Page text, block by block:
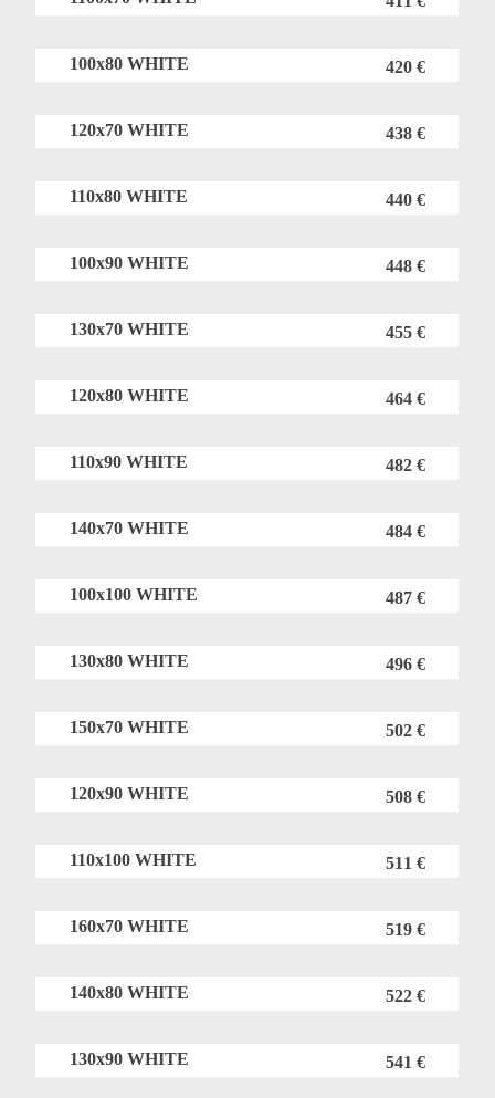
100x80 WHITE 420 €
120x70 WHITE 438 €
110x80 WHITE 440 €
100x90 WHITE 448 €
130x70 WHITE 455 €
120x80 WHITE 464 €
110x90 WHITE 482 €
140x70 WHITE 484 €
100x100 WHITE 487 €
130x80 WHITE 496 €
150x70 WHITE 502 €
120x90 WHITE 508 €
110x100 WHITE 511 €
160x70 WHITE 519 €
140x80 WHITE 522 €
130x90 WHITE 541 €